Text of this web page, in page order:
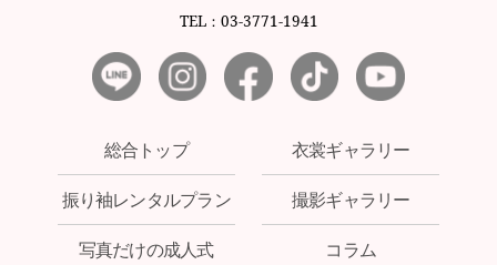
TEL：03-3771-1941
総合トップ
振り袖レンタルプラン
写真だけの成人式
衣裳ギャラリー
撮影ギャラリー
コラム